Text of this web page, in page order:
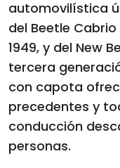
automovilística
del Beetle
1949, y del New
tercera
con capota
precedentes y
conducción
personas.